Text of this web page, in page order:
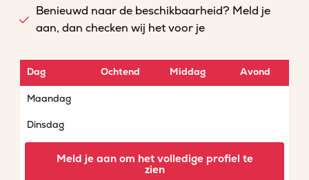
Benieuwd naar de beschikbaarheid? Meld je
aan, dan checken wij het voor je
Dag Ochtend Middag Avond
Maandag
Dinsdag
Meld je aan om het volledige profiel te
zien